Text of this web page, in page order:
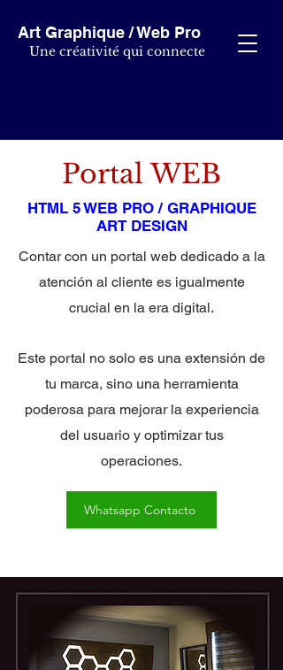
Art Graphique / Web Pro
Une créativité qui connecte
Portal WEB
HTML 5 WEB PRO / GRAPHIQUE
ART DESIGN
Contar con un portal web dedicado a la
atención al cliente es igualmente
crucial en la era digital.
Este portal no solo es una extensión de
tu marca, sino una herramienta
poderosa para mejorar la experiencia
del usuario y optimizar tus
operaciones.
Whatsapp Contacto